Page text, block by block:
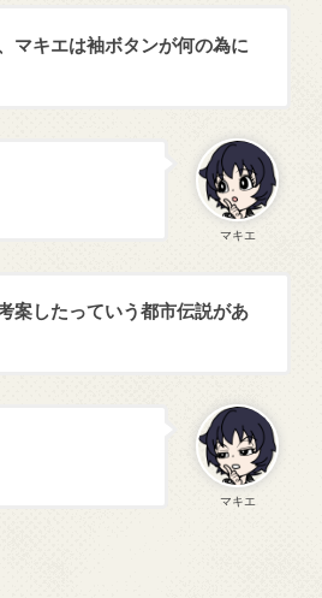
マキエは袖ボタンが何の為に
マキエ
案したっていう都市伝説があ
マキエ